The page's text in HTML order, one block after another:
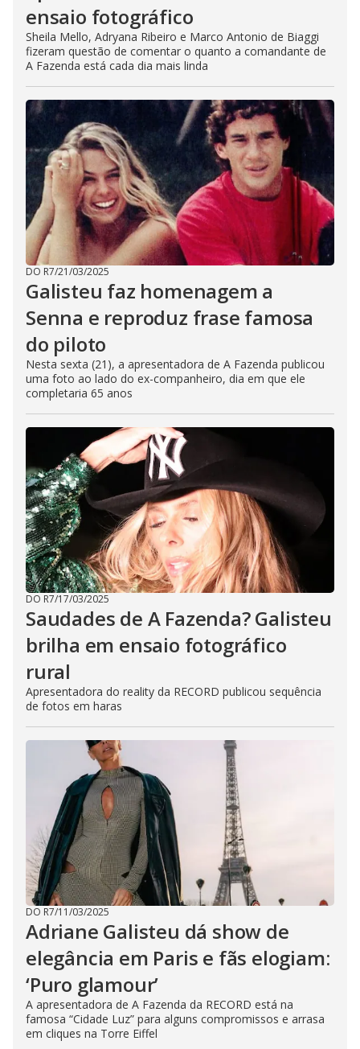
ensaio fotográfico
Sheila Mello, Adryana Ribeiro e Marco Antonio de Biaggi
fizeram questão de comentar o quanto a comandante de
A Fazenda está cada dia mais linda
DO R7/21/03/2025
Galisteu faz homenagem a
Senna e reproduz frase famosa
do piloto
Nesta sexta (21), a apresentadora de A Fazenda publicou
uma foto ao lado do ex-companheiro, dia em que ele
completaria 65 anos
DO R7/17/03/2025
Saudades de A Fazenda? Galisteu
brilha em ensaio fotográfico
rural
Apresentadora do reality da RECORD publicou sequência
de fotos em haras
DO R7/11/03/2025
Adriane Galisteu dá show de
elegância em Paris e fãs elogiam:
‘Puro glamour’
A apresentadora de A Fazenda da RECORD está na
famosa “Cidade Luz” para alguns compromissos e arrasa
em cliques na Torre Eiffel